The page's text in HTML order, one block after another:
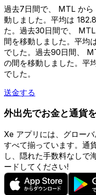
過去7日間で、 MTL か
動しました。平均は
た。過去30日間で、
間を移動しました。平均
でした。過去90日間、
の間を移動しました。平
でした。
送金する
外出先でお金と通貨
Xe アプリには、グロー
すべて揃っています。通
し、隠れた手数料なしで
ードしてください!